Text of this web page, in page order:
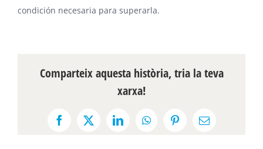
condición necesaria para superarla.
Comparteix aquesta història, tria la teva
xarxa!
Facebook
X LinkedInWhatsAppPinterestEmail: